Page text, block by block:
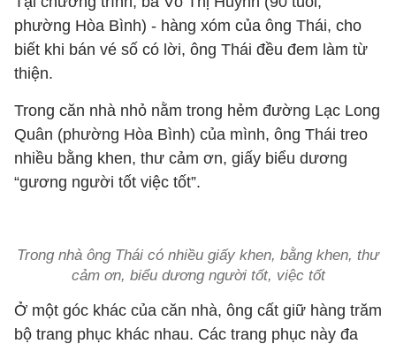
phường Hòa Bình) - hàng xóm của ông Thái, cho
biết khi bán vé số có lời, ông Thái đều đem làm từ
thiện.
Trong căn nhà nhỏ nằm trong hẻm đường Lạc Long
Quân (phường Hòa Bình) của mình, ông Thái treo
nhiều bằng khen, thư cảm ơn, giấy biểu dương
“gương người tốt việc tốt”.
Trong nhà ông Thái có nhiều giấy khen, bằng khen, thư
cảm ơn, biểu dương người tốt, việc tốt
Ở một góc khác của căn nhà, ông cất giữ hàng trăm
bộ trang phục khác nhau. Các trang phục này đa